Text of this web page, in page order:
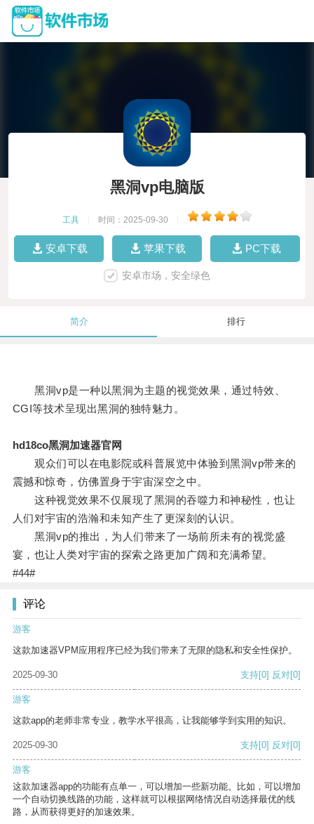
黑洞vp电脑版
工具 时间：2025-09-30
安卓下载 苹果下载 PC下载
安卓市场，安全绿色
简介 排行
黑洞vp是一种以黑洞为主题的视觉效果，通过特效、
CGI等技术呈现出黑洞的独特魅力。
hd18co黑洞加速器官网
观众们可以在电影院或科普展览中体验到黑洞vp带来的
震撼和惊奇，仿佛置身于宇宙深空之中。
这种视觉效果不仅展现了黑洞的吞噬力和神秘性，也让
人们对宇宙的浩瀚和未知产生了更深刻的认识。
黑洞vp的推出，为人们带来了一场前所未有的视觉盛
宴，也让人类对宇宙的探索之路更加广阔和充满希望。
#44#
评论
游客
这款加速器VPM应用程序已经为我们带来了无限的隐私和安全性保护。
2025-09-30 支持[0] 反对[0]
游客
这款app的老师非常专业，教学水平很高，让我能够学到实用的知识。
2025-09-30 支持[0] 反对[0]
游客
这款加速器app的功能有点单一，可以增加一些新功能。比如，可以增加
一个自动切换线路的功能，这样就可以根据网络情况自动选择最优的线
路，从而获得更好的加速效果。